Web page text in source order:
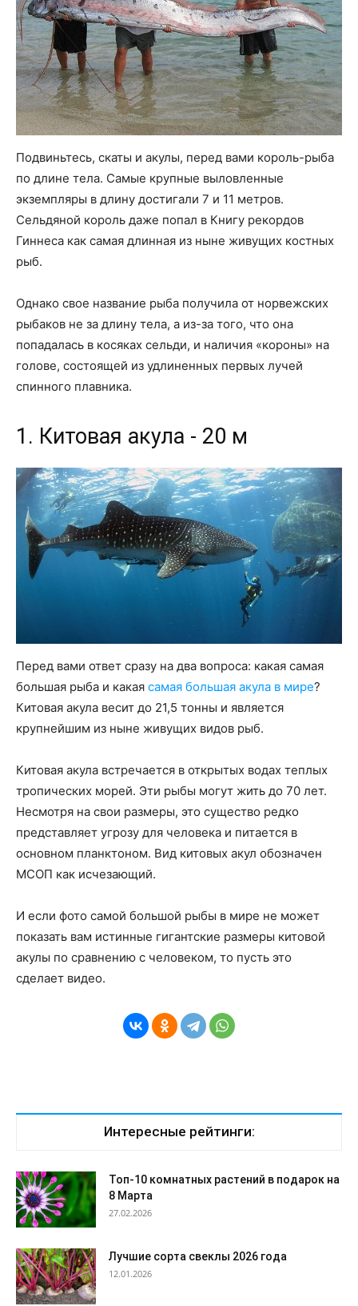
Подвиньтесь, скаты и акулы, перед вами король-рыба
по длине тела. Самые крупные выловленные
экземпляры в длину достигали 7 и 11 метров.
Сельдяной король даже попал в Книгу рекордов
Гиннеса как самая длинная из ныне живущих костных
рыб.
Однако свое название рыба получила от норвежских
рыбаков не за длину тела, а из-за того, что она
попадалась в косяках сельди, и наличия «короны» на
голове, состоящей из удлиненных первых лучей
спинного плавника.
1. Китовая акула - 20 м
Перед вами ответ сразу на два вопроса: какая самая
большая рыба и какая самая большая акула в мире?
Китовая акула весит до 21,5 тонны и является
крупнейшим из ныне живущих видов рыб.
Китовая акула встречается в открытых водах теплых
тропических морей. Эти рыбы могут жить до 70 лет.
Несмотря на свои размеры, это существо редко
представляет угрозу для человека и питается в
основном планктоном. Вид китовых акул обозначен
МСОП как исчезающий.
И если фото самой большой рыбы в мире не может
показать вам истинные гигантские размеры китовой
акулы по сравнению с человеком, то пусть это
сделает видео.
Интересные рейтинги:
Топ-10 комнатных растений в подарок на
8 Марта
27.02.2026
Лучшие сорта свеклы 2026 года
12.01.2026